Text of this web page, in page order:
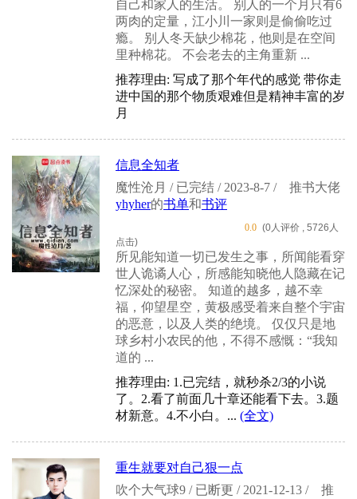
自己和家人的生活。 别人的一个月只有6
两肉的定量，江小川一家则是偷偷吃过
瘾。 别人冬天缺少棉花，他则是在空间
里种棉花。 不会老去的主角重新 ...
推荐理由: 写成了那个年代的感觉 带你走
进中国的那个物质艰难但是精神丰富的岁
月
信息全知者
魔性沧月 / 已完结 / 2023-8-7 /
推书大佬
yhyher的书单和书评
0.0 (0人评价 , 5726人
点击)
所见能知道一切已发生之事，所闻能看穿
世人诡谲人心，所感能知晓他人隐藏在记
忆深处的秘密。 知道的越多，越不幸
福，仰望星空，黄极感受着来自整个宇宙
的恶意，以及人类的绝境。 仅仅只是地
球乡村小农民的他，不得不感慨：“我知
道的 ...
推荐理由: 1.已完结，就秒杀2/3的小说
了。2.看了前面几十章还能看下去。3.题
材新意。4.不小白。... (全文)
重生就要对自己狠一点
吹个大气球9 / 已断更 / 2021-12-13 /
推